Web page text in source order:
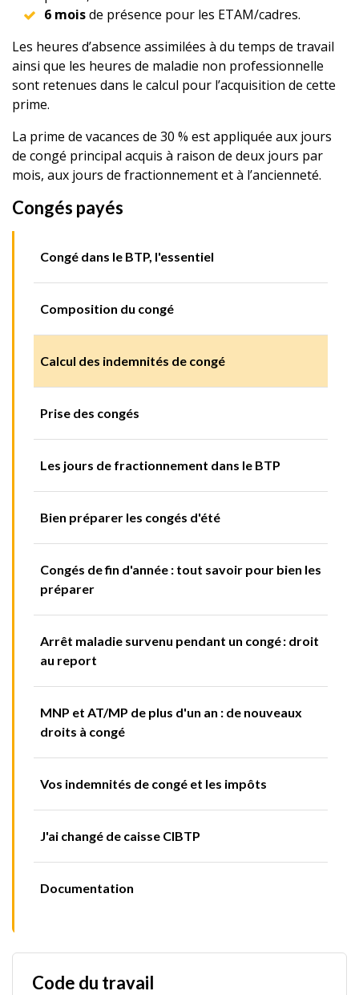
6 moisde présence pour les ETAM/cadres.
Les heures d’absence assimilées à du temps de travail
ainsi que les heures de maladie non professionnelle
sont retenues dans le calcul pour l’acquisition de cette
prime.
La prime de vacances de 30 % est appliquée aux jours
de congé principal acquis à raison de deux jours par
mois, aux jours de fractionnement et à l’ancienneté.
Congés payés
Congé dans le BTP, l'essentiel
Composition du congé
Calcul des indemnités de congé
Prise des congés
Les jours de fractionnement dans le BTP
Bien préparer les congés d'été
Congés de fin d'année : tout savoir pour bien les
préparer
Arrêt maladie survenu pendant un congé : droit
au report
MNP et AT/MP de plus d'un an : de nouveaux
droits à congé
Vos indemnités de congé et les impôts
J'ai changé de caisse CIBTP
Documentation
Code du travail